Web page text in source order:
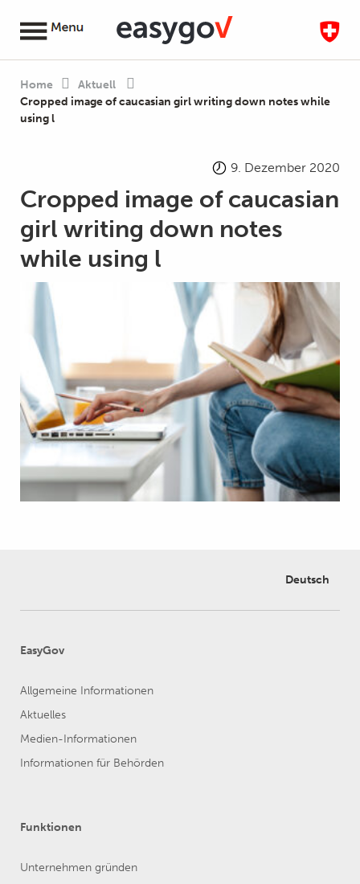
Home
Aktuell
Cropped image of caucasian girl writing down notes while
using l
9. Dezember 2020
Cropped image of caucasian
girl writing down notes
while using l
Deutsch
EasyGov
Allgemeine Informationen
Aktuelles
Medien-Informationen
Informationen für Behörden
Funktionen
Unternehmen gründen